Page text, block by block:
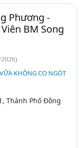
Phương -
BM Song
2026)
KHÔNG CO NGÓT
Thành Phố Đông